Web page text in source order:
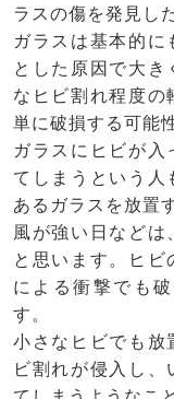
ラスの傷を発見し
ガラスは基本的に
とした原因で大き
なヒビ割れ程度の
単に破損する可能
ガラスにヒビが入
てしまうという人
あるガラスを放置
風が強い日などは
と思います。ヒビ
による衝撃でも
す。
小さなヒビでも放
ビ割れが侵入し、